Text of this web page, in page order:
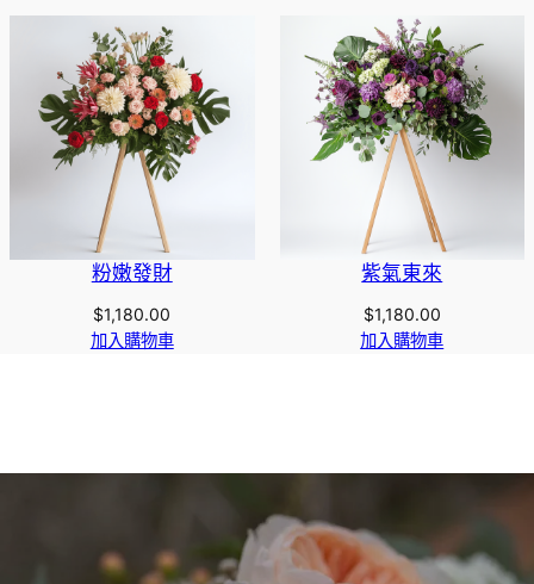
粉嫩發財
$1,180.00
加入購物車
紫氣東來
$1,180.00
加入購物車